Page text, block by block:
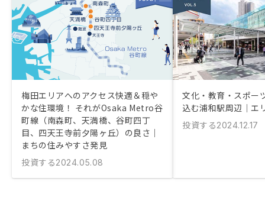
梅田エリアへのアクセス快適＆穏や
かな住環境！ それがOsaka Metro谷
町線（南森町、天満橋、谷町四丁
目、四天王寺前夕陽ヶ丘）の良さ｜
まちの住みやすさ発見
投資する2024.05.08
文化・教育・スポー
込む浦和駅周辺｜エ
投資する2024.12.17